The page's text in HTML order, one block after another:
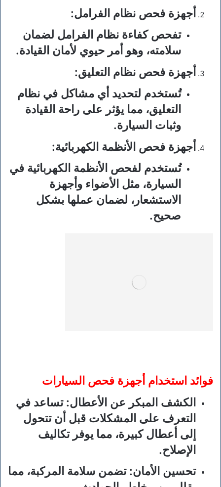
أجهزة فحص نظام الفرامل:
تفحص كفاءة نظام الفرامل لضمان
سلامته، وهو أمر حيوي لأمان القيادة.
أجهزة فحص نظام التعليق:
تُستخدم لتحديد أي مشاكل في نظام
التعليق، مما يؤثر على راحة القيادة
وثبات السيارة.
أجهزة فحص الأنظمة الكهربائية:
تُستخدم لفحص الأنظمة الكهربائية في
السيارة، مثل الأضواء وأجهزة
الاستشعار، لضمان عملها بشكل
صحيح.
فوائد استخدام أجهزة فحص السيارات
الكشف المبكر عن الأعطال: تساعد في
التعرف على المشكلات قبل أن تتحول
إلى أعطال كبيرة، مما يوفر تكاليف
الإصلاح.
تحسين الأمان: تضمن سلامة المركبة، مما